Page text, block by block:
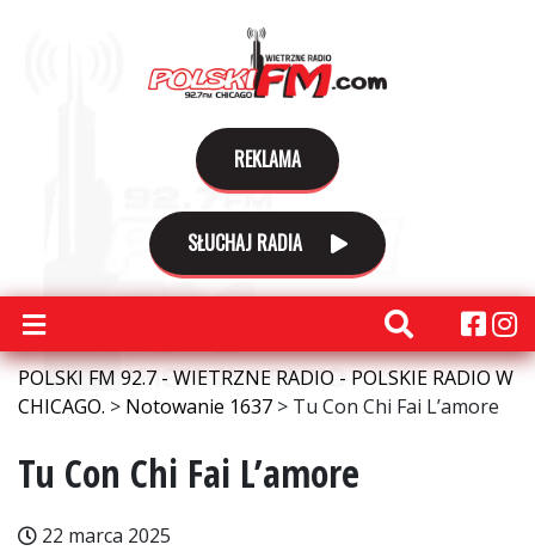
REKLAMA
SŁUCHAJ RADIA
POLSKI FM 92.7 - WIETRZNE RADIO - POLSKIE RADIO W
CHICAGO. > Notowanie 1637 > Tu Con Chi Fai L’amore
Tu Con Chi Fai L’amore
22 marca 2025